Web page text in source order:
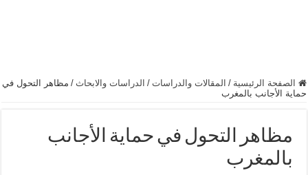
الصفحة الرئيسية / المقالات والدراسات / الدراسات والابحاث / مظاهر التحول في
حماية الأجانب بالمغرب
مظاهر التحول في حماية الأجانب
بالمغرب